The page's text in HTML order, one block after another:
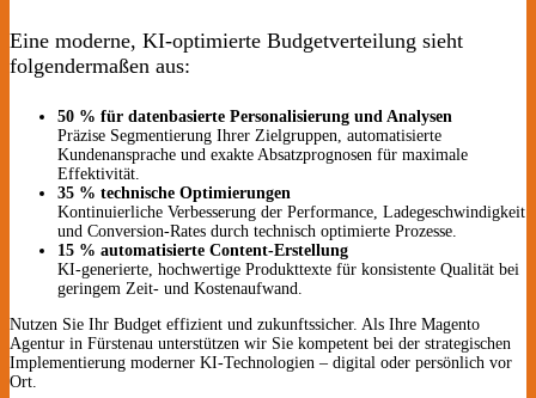
Eine moderne, KI-optimierte Budgetverteilung sieht
folgendermaßen aus:
50 % für datenbasierte Personalisierung und Analysen
Präzise Segmentierung Ihrer Zielgruppen, automatisierte
Kundenansprache und exakte Absatzprognosen für maximale
Effektivität.
35 % technische Optimierungen
Kontinuierliche Verbesserung der Performance, Ladegeschwindigkeit
und Conversion-Rates durch technisch optimierte Prozesse.
15 % automatisierte Content-Erstellung
KI-generierte, hochwertige Produkttexte für konsistente Qualität bei
geringem Zeit- und Kostenaufwand.
Nutzen Sie Ihr Budget effizient und zukunftssicher. Als Ihre Magento
Agentur in Fürstenau unterstützen wir Sie kompetent bei der strategischen
Implementierung moderner KI-Technologien – digital oder persönlich vor
Ort.